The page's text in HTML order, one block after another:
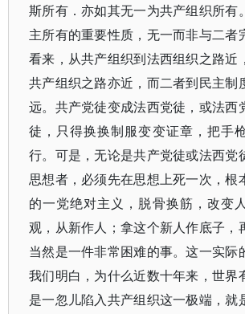
斯所有．亦如其无一为共产组织所有
主所有的重要性质，无一而非与二者
看来，从共产组织到法西组织之路近
共产组织之路亦近，而二者到民主制
远。共产党徒变成法西党徒，或法西
徒，只得换换制服变变证章，把手
行。可是，无论是共产党徒或法西党
思想者，必须先在思想上死一次，根
的一党绝对主义，脱骨换筋，改变
观，从新作人；拿这个新人作底子，
当然是一件非常困难的事。这一实际
我们明白，为什么近数十年来，世界
是一忽儿陷入共产组织这一极端，就